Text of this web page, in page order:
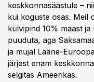
keskkonnasäästule –
kui koguste osas. Meil
külvipind 10% maast
puuduta, aga
ja mujal Lääne-
järjest enam
selgitas Ameerikas.